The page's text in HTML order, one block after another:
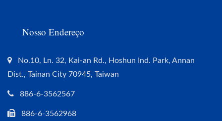
Nosso Endereço
No.10, Ln. 32, Kai-an Rd., Hoshun Ind. Park, Annan
Dist., Tainan City 70945, Taiwan
886-6-3562567
886-6-3562968